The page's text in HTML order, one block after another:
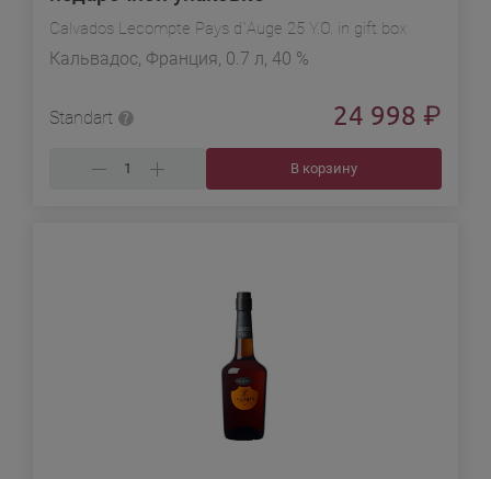
Calvados Lecompte Pays d`Auge 25 Y.O. in gift box
Кальвадос, Франция, 0.7 л, 40 %
Standart 24 998 ₽
В корзину